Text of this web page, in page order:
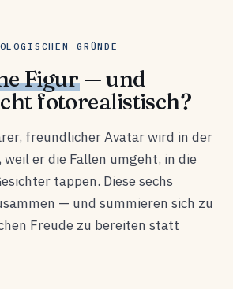
GRÜNDE
Figur — und
fotorealistisch?
freundlicher Avatar wird in der
er die Fallen umgeht, in die
tappen. Diese sechs
— und summieren sich zu
Freude zu bereiten statt